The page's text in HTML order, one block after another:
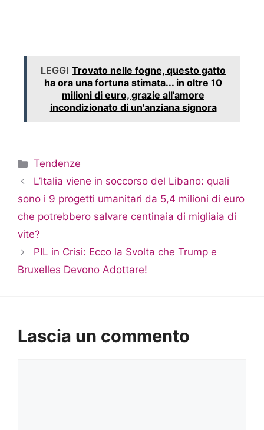
LEGGI Trovato nelle fogne, questo gatto
ha ora una fortuna stimata... in oltre 10
milioni di euro, grazie all'amore
incondizionato di un'anziana signora
Categorie
Tendenze
L’Italia viene in soccorso del Libano: quali
sono i 9 progetti umanitari da 5,4 milioni di euro
che potrebbero salvare centinaia di migliaia di
vite?
PIL in Crisi: Ecco la Svolta che Trump e
Bruxelles Devono Adottare!
Lascia un commento